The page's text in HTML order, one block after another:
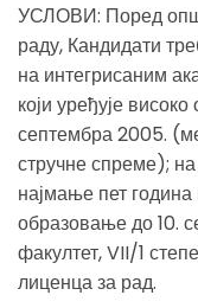
УСЛОВИ: Поред
раду, Кандидати
на интегрисаним
који уређује
септембра 2005.
стручне спреме);
најмање пет година
образовање до 10.
факултет, VII/1
лиценца за рад.